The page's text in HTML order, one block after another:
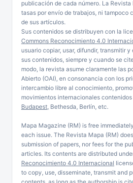
publicación de cada número. La Revista
tasas por envío de trabajos, ni tampoco
de sus artículos.
Sus contenidos se distribuyen con la
Commons Reconocimiento 4.0
usuario copiar, usar, difundir, transmitir
sus contenidos, siempre y cuando se
modo, la revista asume claramente las
Abierto (OAI), en consonancia con los
intercambio libre al conocimiento,
movimientos internacionales
Budapest, Bethesda, Berlín, etc.
Mapa Magazine (RM) is free
each issue. The Revista Mapa (RM)
submission of papers, nor fees for the
articles. Its contents are distributed
Reconocimiento 4.0 Internacional
to copy, use, disseminate, transmit and